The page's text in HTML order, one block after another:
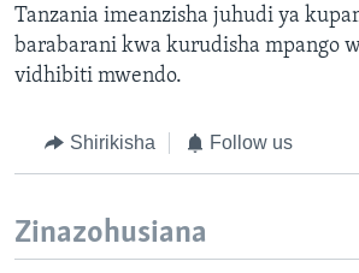
Tanzania imeanzisha juhudi ya
barabarani kwa kurudisha mpango
vidhibiti mwendo.
Shirikisha Follow us
Zinazohusiana